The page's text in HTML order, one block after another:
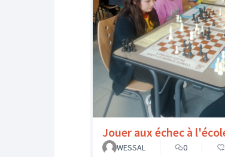
Jouer aux échec à
WESSAL
0